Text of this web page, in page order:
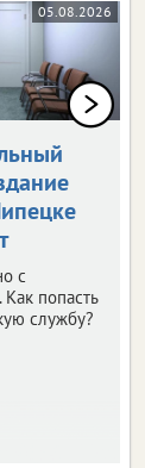
05.08.2026
с
попасть
службу?